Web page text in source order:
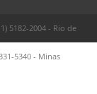
5182-2004 - Rio de
5340 - Minas